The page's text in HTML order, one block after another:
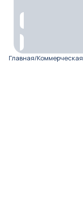
Главная/Коммерческая